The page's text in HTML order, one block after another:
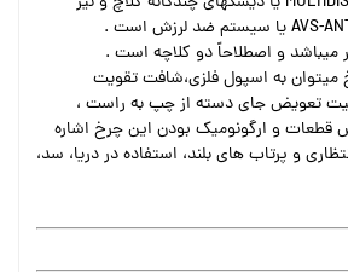
میباشد و اصطلاحاً دو کلاچه است .
به اسپول فلزی،شافت تقویت
تعویض جای دسته از چپ به راست ،
و ارگونومیک بودن این چرخ اشاره
و پرتاب های بلند، استفاده در دریا، سد،